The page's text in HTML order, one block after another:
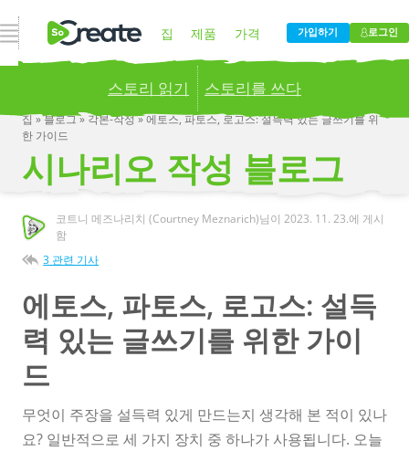
내비게이션 열기 집 제품 가격
블로그 회사
가입하기 로그인
스토리 읽기 스토리를 쓰다
Publish your stories to a global audience.
now!
집»블로그» 각본-작성»에토스, 파토스, 로고스: 설득력 있는 글쓰기를 위
한 가이드
시나리오 작성 블로그
코트니 메즈나리치 (Courtney Meznarich)님이 2023. 11. 23.에 게시
함
3 관련 기사
에토스, 파토스, 로고스: 설득
력 있는 글쓰기를 위한 가이
드
무엇이 주장을 설득력 있게 만드는지 생각해 본 적이 있나
요? 일반적으로 세 가지 장치 중 하나가 사용됩니다. 오늘